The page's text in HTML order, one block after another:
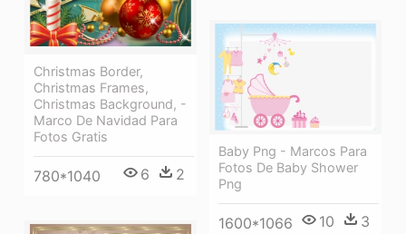
Christmas Border,
Christmas Frames,
Christmas Background, -
Marco De Navidad Para
Fotos Gratis
780*1040 6 2
Baby Png - Marcos Para
Fotos De Baby Shower
Png
1600*1066 10 3